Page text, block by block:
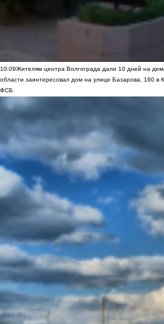
10:09Жителям центра Волгограда дали 10 дней на
области заинтересовал дом на улице Базарова, 160 в
ФСБ